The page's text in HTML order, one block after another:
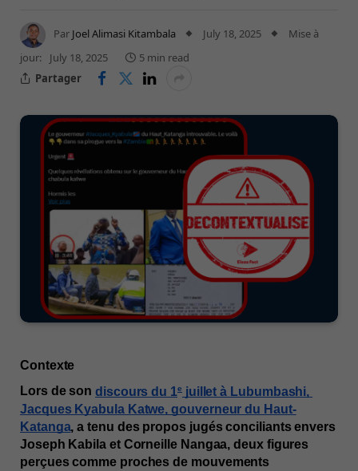
Par Joel Alimasi Kitambala July 18, 2025
Mise à
jour:
July 18, 2025
5 min read
Partager
Contexte
Lors de son discours du 1e juillet à Lubumbashi,
Jacques Kyabula Katwe, gouverneur du Haut-
Katanga, a tenu des propos jugés conciliants envers
Joseph Kabila et Corneille Nangaa, deux figures
perçues comme proches de mouvements